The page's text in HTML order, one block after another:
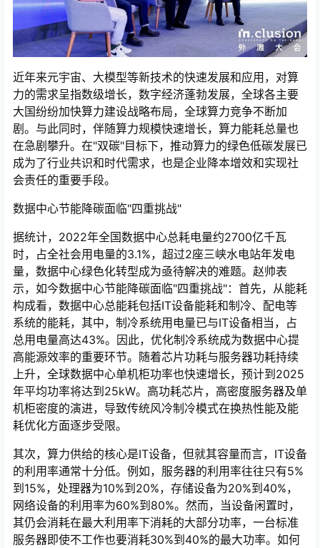
近年来元宇宙、大模型等新技术的快速发展和应用，对算
力的需求呈指数级增长，数字经济蓬勃发展，全球各主要
大国纷纷加快算力建设战略布局，全球算力竞争不断加
剧。与此同时，伴随算力规模快速增长，算力能耗总量也
在急剧攀升。在"双碳"目标下，推动算力的绿色低碳发展已
成为了行业共识和时代需求，也是企业降本增效和实现社
会责任的重要手段。
数据中心节能降碳面临"四重挑战"
据统计，2022年全国数据中心总耗电量约2700亿千瓦
时，占全社会用电量的3.1%，超过2座三峡水电站年发电
量，数据中心绿色化转型成为亟待解决的难题。赵帅表
示，如今数据中心节能降碳面临"四重挑战"：首先，从能耗
构成看，数据中心总能耗包括IT设备能耗和制冷、配电等
系统的能耗，其中，制冷系统用电量已与IT设备相当，占
总用电量高达43%。因此，优化制冷系统成为数据中心提
高能源效率的重要环节。随着芯片功耗与服务器功耗持续
上升，全球数据中心单机柜功率也快速增长，预计到2025
年平均功率将达到25kW。高功耗芯片，高密度服务器及单
机柜密度的演进，导致传统风冷制冷模式在换热性能及能
耗优化方面逐步受限。
其次，算力供给的核心是IT设备，但就其容量而言，IT设备
的利用率通常十分低。例如，服务器的利用率往往只有5%
到15%，处理器为10%到20%，存储设备为20%到40%，
网络设备的利用率为60%到80%。然而，当设备闲置时，
其仍会消耗在最大利用率下消耗的大部分功率，一台标准
服务器即使不工作也要消耗30%到40%的最大功率。如何